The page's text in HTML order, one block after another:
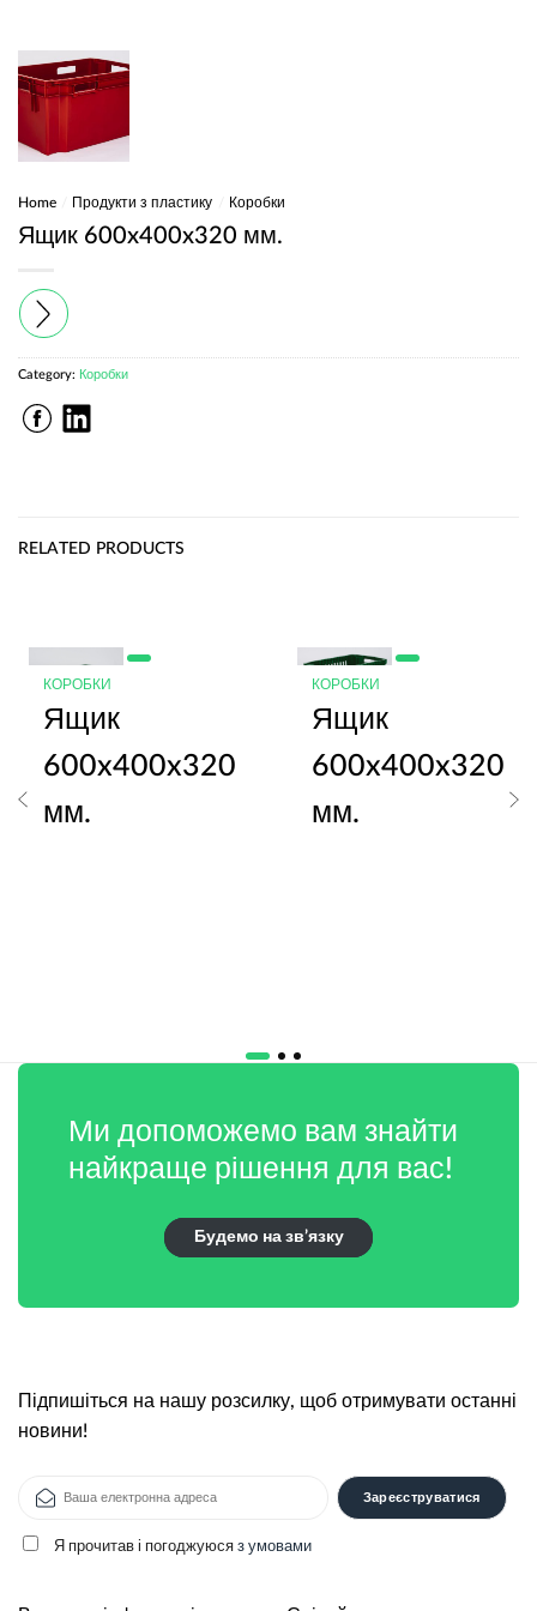
Home Продукти з пластику Коробки
Ящик 600x400x320 мм.
Category: Коробки
RELATED PRODUCTS
КОРОБКИ
Ящик
600x400x320
мм.
КОРОБКИ
Ящик
600x400x320
мм.
Ми допоможемо вам знайти
найкраще рішення для вас!
Будемо на зв’язку
Підпишіться на нашу розсилку, щоб отримувати останні
новини!
Я прочитав і погоджуюся з умовами